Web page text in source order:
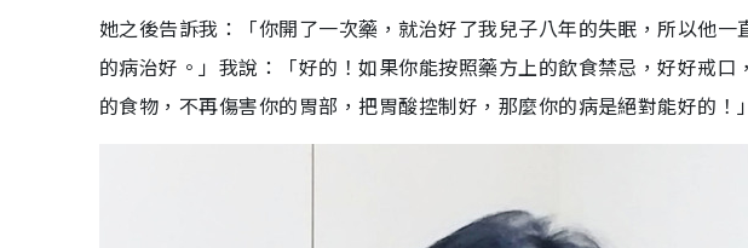
她之後告訴我：「你開了一次藥，就治好了我兒子八年的失眠，所以他
的病治好。」我說：「好的！如果你能按照藥方上的飲食禁忌，好好戒
的食物，不再傷害你的胃部，把胃酸控制好，那麼你的病是絕對能好的！」